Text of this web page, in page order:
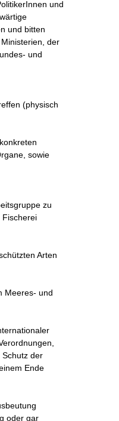
und
und bitten
der
und
(physisch
sowie
zu
Fischerei
Arten
Meeres- und
Schutz der
Ende
oder gar